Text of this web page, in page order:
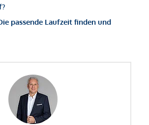
passende Laufzeit finden und